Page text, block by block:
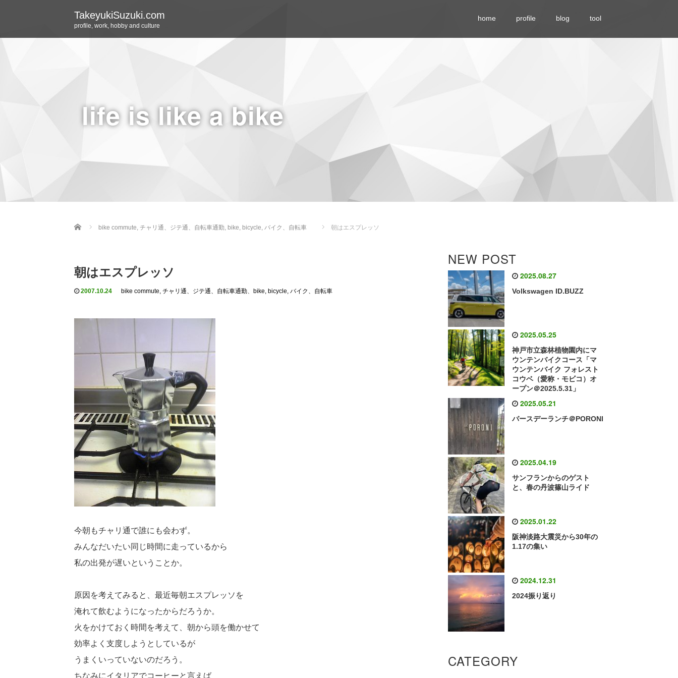
TakeyukiSuzuki.com
profile, work, hobby and culture
home profile blog tool
life is like a bike
Home bike commute, チャリ通、ジテ通、自転車通勤, bike, bicycle, バイク、自転車 朝はエスプレッソ
朝はエスプレッソ
2007.10.24 bike commute, チャリ通、ジテ通、自転車通勤、 bike, bicycle, バイク、自転車
今朝もチャリ通で誰にも会わず。
みんなだいたい同じ時間に走っているから
私の出発が遅いということか。
原因を考えてみると、最近毎朝エスプレッソを
淹れて飲むようになったからだろうか。
火をかけておく時間を考えて、朝から頭を働かせて
効率よく支度しようとしているが
うまくいっていないのだろう。
ちなみにイタリアでコーヒーと言えば
NEW POST
2025.08.27
Volkswagen ID.BUZZ
2025.05.25
神戸市立森林植物園内にマ
ウンテンバイクコース「マ
ウンテンバイク フォレスト
コウベ（愛称・モビコ）オ
ープン＠2025.5.31」
2025.05.21
バースデーランチ＠PORONI
2025.04.19
サンフランからのゲスト
と、春の丹波篠山ライド
2025.01.22
阪神淡路大震災から30年の
1.17の集い
2024.12.31
2024振り返り
CATEGORY